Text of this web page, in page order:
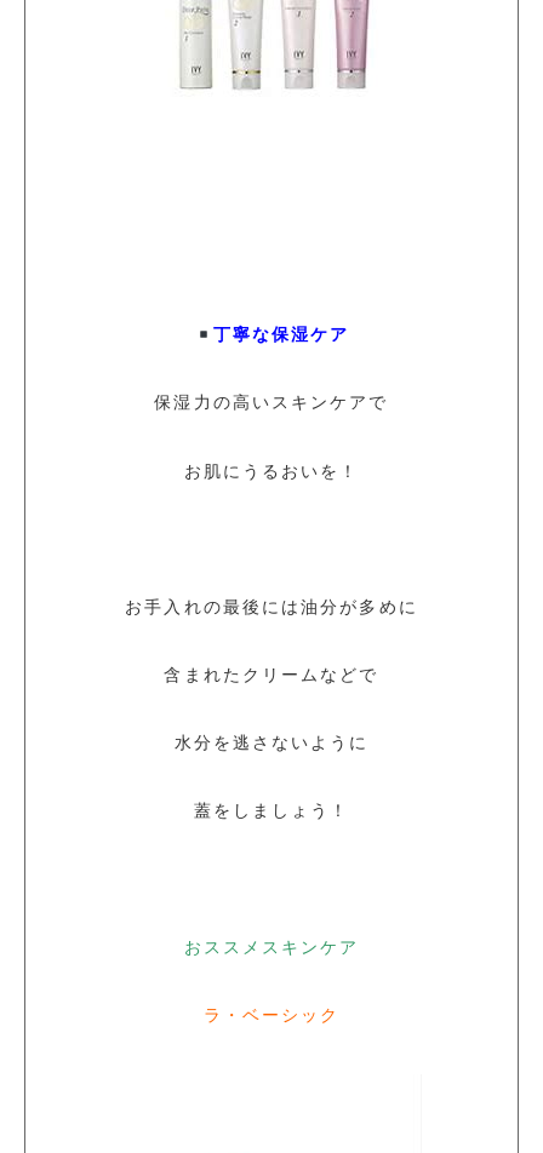
丁寧な保湿ケア
保湿力の高いスキンケアで
お肌にうるおいを！
お手入れの最後には油分が多めに
含まれたクリームなどで
水分を逃さないように
蓋をしましょう！
おススメスキンケア
ラ・ベーシック